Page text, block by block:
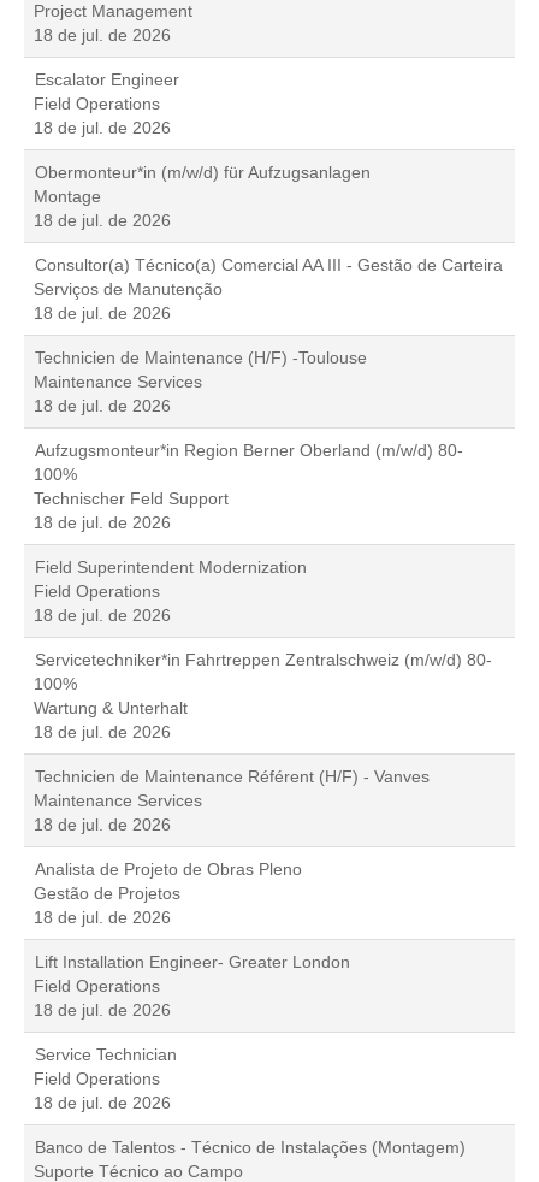
Project Management
18 de jul. de 2026
Escalator Engineer
Field Operations
18 de jul. de 2026
Obermonteur*in (m/w/d) für Aufzugsanlagen
Montage
18 de jul. de 2026
Consultor(a) Técnico(a) Comercial AA III - Gestão de Carteira
Serviços de Manutenção
18 de jul. de 2026
Technicien de Maintenance (H/F) -Toulouse
Maintenance Services
18 de jul. de 2026
Aufzugsmonteur*in Region Berner Oberland (m/w/d) 80-
100%
Technischer Feld Support
18 de jul. de 2026
Field Superintendent Modernization
Field Operations
18 de jul. de 2026
Servicetechniker*in Fahrtreppen Zentralschweiz (m/w/d) 80-
100%
Wartung & Unterhalt
18 de jul. de 2026
Technicien de Maintenance Référent (H/F) - Vanves
Maintenance Services
18 de jul. de 2026
Analista de Projeto de Obras Pleno
Gestão de Projetos
18 de jul. de 2026
Lift Installation Engineer- Greater London
Field Operations
18 de jul. de 2026
Service Technician
Field Operations
18 de jul. de 2026
Banco de Talentos - Técnico de Instalações (Montagem)
Suporte Técnico ao Campo